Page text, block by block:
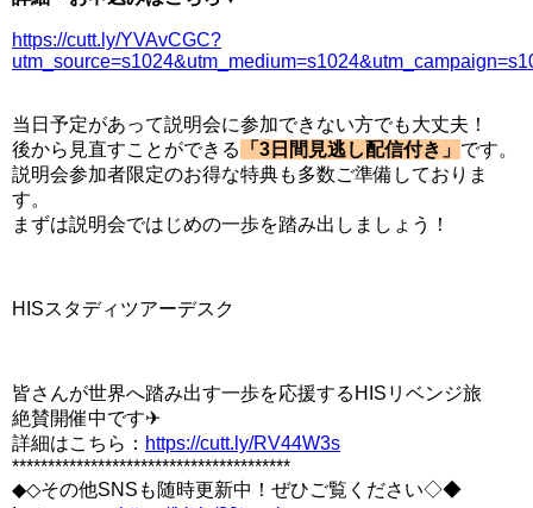
https://cutt.ly/YVAvCGC?
当日予定があって説明会に参加できない方でも大丈夫！
後から見直すことができる
「3日間見逃し配信付き」 です。
説明会参加者限定のお得な特典も多数ご準備しておりま
す。
まずは説明会ではじめの一歩を踏み出しましょう！
HISスタディツアーデスク
皆さんが世界へ踏み出す一歩を応援するHISリベンジ旅
絶賛開催中です✈
詳細はこちら： https://cutt.ly/RV44W3s
***************************************
◆◇その他SNSも随時更新中！ぜひご覧ください◇◆